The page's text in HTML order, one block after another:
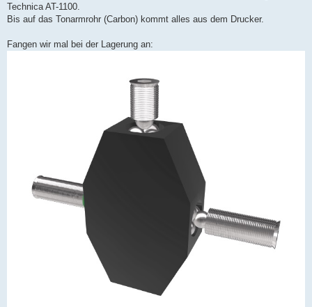
Technica AT-1100.
Bis auf das Tonarmrohr (Carbon) kommt alles aus dem Drucker.
Fangen wir mal bei der Lagerung an: